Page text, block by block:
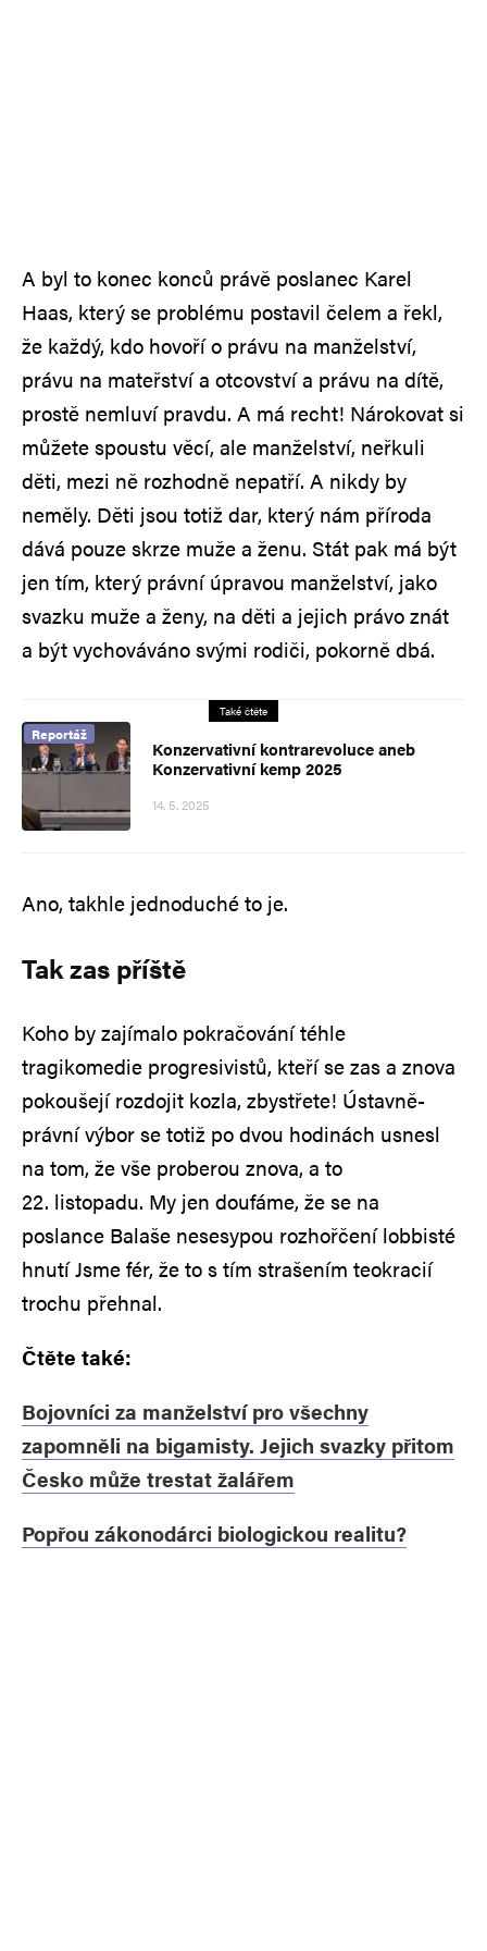
A byl to konec konců právě poslanec Karel
Haas, který se problému postavil čelem a řekl,
že každý, kdo hovoří o právu na manželství,
právu na mateřství a otcovství a právu na dítě,
prostě nemluví pravdu. A má recht! Nárokovat si
můžete spoustu věcí, ale manželství, neřkuli
děti, mezi ně rozhodně nepatří. A nikdy by
neměly. Děti jsou totiž dar, který nám příroda
dává pouze skrze muže a ženu. Stát pak má být
jen tím, který právní úpravou manželství, jako
svazku muže a ženy, na děti a jejich právo znát
a být vychováváno svými rodiči, pokorně dbá.
Také čtěte
Reportáž
Konzervativní kontrarevoluce aneb
Konzervativní kemp 2025
14. 5. 2025
Ano, takhle jednoduché to je.
Tak zas příště
Koho by zajímalo pokračování téhle
tragikomedie progresivistů, kteří se zas a znova
pokoušejí rozdojit kozla, zbystřete! Ústavně-
právní výbor se totiž po dvou hodinách usnesl
na tom, že vše proberou znova, a to
22. listopadu. My jen doufáme, že se na
poslance Balaše nesesypou rozhořčení lobbisté
hnutí Jsme fér, že to s tím strašením teokracií
trochu přehnal.
Čtěte také:
Bojovníci za manželství pro všechny
zapomněli na bigamisty. Jejich svazky přitom
Česko může trestat žalářem
Popřou zákonodárci biologickou realitu?